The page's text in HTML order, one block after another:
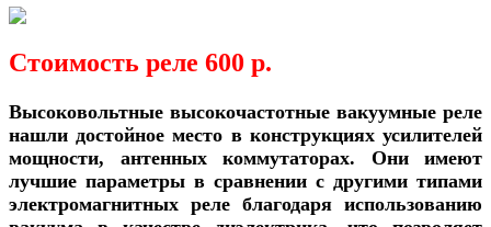
Стоимость реле 600 р.
Высоковольтные высокочастотные вакуумные реле
нашли достойное место в конструкциях усилителей
мощности, антенных коммутаторах. Они имеют
лучшие параметры в сравнении с другими типами
электромагнитных реле благодаря использованию